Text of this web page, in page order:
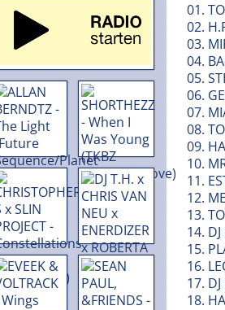
01.
02.
03.
04.
05.
06.
07.
08.
09.
10.
11.
12.
13.
14.
15.
16.
17.
18.